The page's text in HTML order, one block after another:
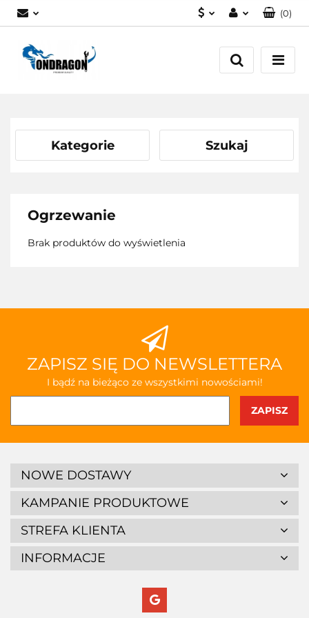
Zaloguj się
Załóż konto
(0)
Kategorie Szukaj
Ogrzewanie
Brak produktów do wyświetlenia
ZAPISZ SIĘ DO NEWSLETTERA
I bądź na bieżąco ze wszystkimi nowościami!
NOWE DOSTAWY
KAMPANIE PRODUKTOWE
STREFA KLIENTA
INFORMACJE